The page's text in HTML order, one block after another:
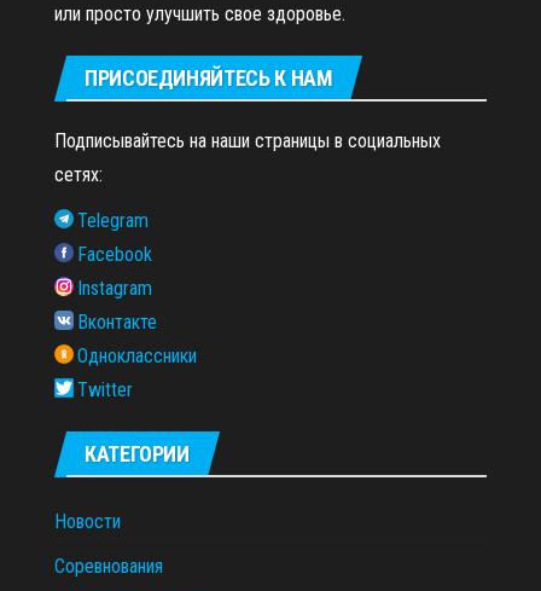
или просто улучшить свое здоровье.
ПРИСОЕДИНЯЙТЕСЬ К НАМ
Подписывайтесь на наши страницы в социальных
сетях:
Telegram
Facebook
Instagram
Вконтакте
Одноклассники
Twitter
КАТЕГОРИИ
Новости
Соревнования